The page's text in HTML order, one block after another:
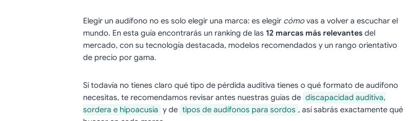
Elegir un audífono no es solo elegir una marca: es elegir cómo vas a volver a escuchar el
mundo. En esta guía encontrarás un ranking de las 12 marcas más relevantes del
mercado, con su tecnología destacada, modelos recomendados y un rango orientativo
de precio por gama.
Si todavía no tienes claro qué tipo de pérdida auditiva tienes o qué formato de audífono
necesitas, te recomendamos revisar antes nuestras guías de discapacidad auditiva,
sordera e hipoacusia y de tipos de audífonos para sordos , así sabrás exactamente qué